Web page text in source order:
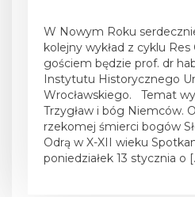
W Nowym Roku
kolejny wykład z cyklu
gościem będzie prof. dr
Instytutu Historycznego
Wrocławskiego. Temat
Trzygław i bóg Niemców.
rzekomej śmierci bogów
Odrą w X-XII wieku
poniedziałek 13 stycznia o